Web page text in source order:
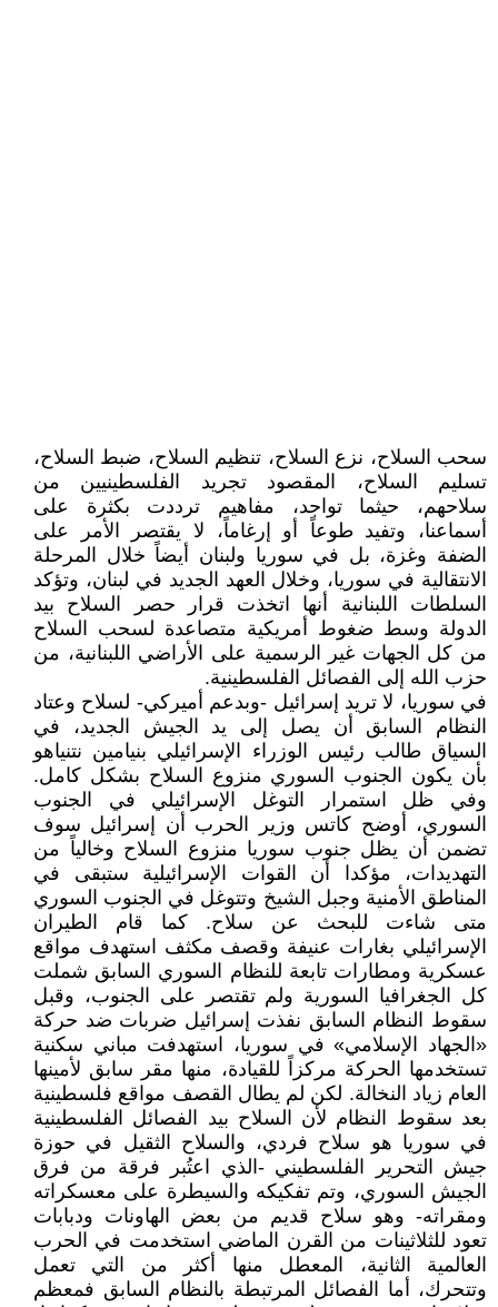
سحب السلاح، نزع السلاح، تنظيم السلاح، ضبط السلاح،
تسليم السلاح، المقصود تجريد الفلسطينيين من
سلاحهم، حيثما تواجد، مفاهيم ترددت بكثرة على
أسماعنا، وتفيد طوعاً أو إرغاماً، لا يقتصر الأمر على
الضفة وغزة، بل في سوريا ولبنان أيضاً خلال المرحلة
الانتقالية في سوريا، وخلال العهد الجديد في لبنان، وتؤكد
السلطات اللبنانية أنها اتخذت قرار حصر السلاح بيد
الدولة وسط ضغوط أمريكية متصاعدة لسحب السلاح
من كل الجهات غير الرسمية على الأراضي اللبنانية، من
حزب الله إلى الفصائل الفلسطينية.
في سوريا، لا تريد إسرائيل -وبدعم أميركي- لسلاح وعتاد
النظام السابق أن يصل إلى يد الجيش الجديد، في
السياق طالب رئيس الوزراء الإسرائيلي بنيامين نتنياهو
بأن يكون الجنوب السوري منزوع السلاح بشكل كامل.
وفي ظل استمرار التوغل الإسرائيلي في الجنوب
السوري، أوضح كاتس وزير الحرب أن إسرائيل سوف
تضمن أن يظل جنوب سوريا منزوع السلاح وخالياً من
التهديدات، مؤكدا أن القوات الإسرائيلية ستبقى في
المناطق الأمنية وجبل الشيخ وتتوغل في الجنوب السوري
متى شاءت للبحث عن سلاح. كما قام الطيران
الإسرائيلي بغارات عنيفة وقصف مكثف استهدف مواقع
عسكرية ومطارات تابعة للنظام السوري السابق شملت
كل الجغرافيا السورية ولم تقتصر على الجنوب، وقبل
سقوط النظام السابق نفذت إسرائيل ضربات ضد حركة
«الجهاد الإسلامي» في سوريا، استهدفت مباني سكنية
تستخدمها الحركة مركزاً للقيادة، منها مقر سابق لأمينها
العام زياد النخالة. لكن لم يطال القصف مواقع فلسطينية
بعد سقوط النظام لأن السلاح بيد الفصائل الفلسطينية
في سوريا هو سلاح فردي، والسلاح الثقيل في حوزة
جيش التحرير الفلسطيني -الذي اعتُبر فرقة من فرق
الجيش السوري، وتم تفكيكه والسيطرة على معسكراته
ومقراته- وهو سلاح قديم من بعض الهاونات ودبابات
تعود للثلاثينات من القرن الماضي استخدمت في الحرب
العالمية الثانية، المعطل منها أكثر من التي تعمل
وتتحرك، أما الفصائل المرتبطة بالنظام السابق فمعظم